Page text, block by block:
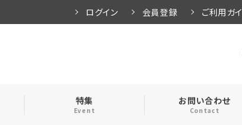
ログイン 会員登録 ご利用ガ
特集
Event
お問い合わせ
Contact